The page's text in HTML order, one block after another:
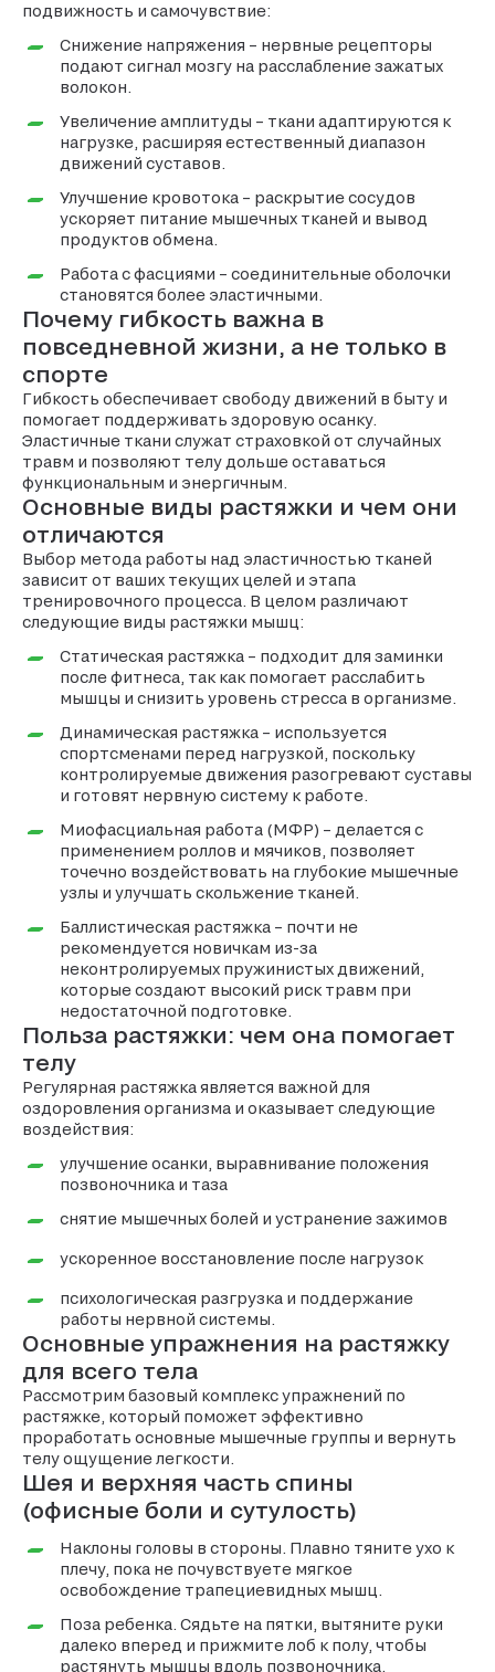
подвижность и самочувствие:
Снижение напряжения – нервные рецепторы
подают сигнал мозгу на расслабление зажатых
волокон.
Увеличение амплитуды – ткани адаптируются к
нагрузке, расширяя естественный диапазон
движений суставов.
Улучшение кровотока – раскрытие сосудов
ускоряет питание мышечных тканей и вывод
продуктов обмена.
Работа с фасциями – соединительные оболочки
становятся более эластичными.
Почему гибкость важна в
повседневной жизни, а не только в
спорте
Гибкость обеспечивает свободу движений в быту и
помогает поддерживать здоровую осанку.
Эластичные ткани служат страховкой от случайных
травм и позволяют телу дольше оставаться
функциональным и энергичным.
Основные виды растяжки и чем они
отличаются
Выбор метода работы над эластичностью тканей
зависит от ваших текущих целей и этапа
тренировочного процесса. В целом различают
следующие виды растяжки мышц:
Статическая растяжка – подходит для заминки
после фитнеса, так как помогает расслабить
мышцы и снизить уровень стресса в организме.
Динамическая растяжка – используется
спортсменами перед нагрузкой, поскольку
контролируемые движения разогревают суставы
и готовят нервную систему к работе.
Миофасциальная работа (МФР) – делается с
применением роллов и мячиков, позволяет
точечно воздействовать на глубокие мышечные
узлы и улучшать скольжение тканей.
Баллистическая растяжка – почти не
рекомендуется новичкам из-за
неконтролируемых пружинистых движений,
которые создают высокий риск травм при
недостаточной подготовке.
Польза растяжки: чем она помогает
телу
Регулярная растяжка является важной для
оздоровления организма и оказывает следующие
воздействия:
улучшение осанки, выравнивание положения
позвоночника и таза
снятие мышечных болей и устранение зажимов
ускоренное восстановление после нагрузок
психологическая разгрузка и поддержание
работы нервной системы.
Основные упражнения на растяжку
для всего тела
Рассмотрим базовый комплекс упражнений по
растяжке, который поможет эффективно
проработать основные мышечные группы и вернуть
телу ощущение легкости.
Шея и верхняя часть спины
(офисные боли и сутулость)
Наклоны головы в стороны. Плавно тяните ухо к
плечу, пока не почувствуете мягкое
освобождение трапециевидных мышц.
Поза ребенка. Сядьте на пятки, вытяните руки
далеко вперед и прижмите лоб к полу, чтобы
растянуть мышцы вдоль позвоночника.